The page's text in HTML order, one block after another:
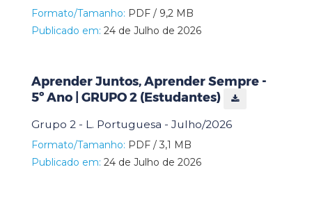
Formato/Tamanho: PDF / 9,2 MB
Publicado em: 24 de Julho de 2026
Aprender Juntos, Aprender Sempre -
5º Ano | GRUPO 2 (Estudantes)
Grupo 2 - L. Portuguesa - Julho/2026
Formato/Tamanho: PDF / 3,1 MB
Publicado em: 24 de Julho de 2026